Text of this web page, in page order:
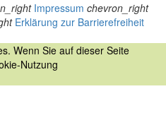
Impressum chevron_right
Erklärung zur Barrierefreiheit
Wenn Sie auf dieser Seite
Nutzung